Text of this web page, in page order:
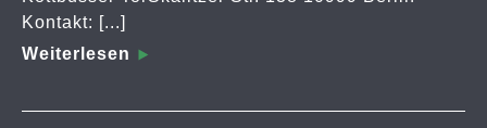
Kontakt: [...]
Weiterlesen